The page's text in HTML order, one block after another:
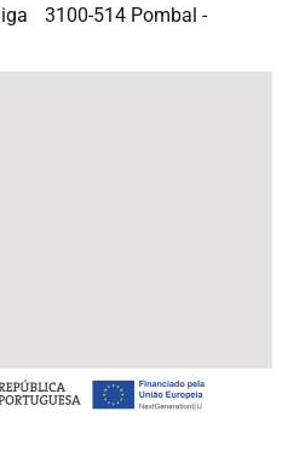
3100-514 Pombal -